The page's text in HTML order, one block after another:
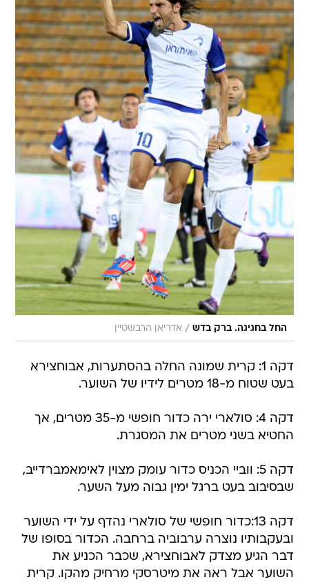
החל בחגיגה. ברק בדש / אדריאן הרבשטיין
דקה 1: קרית שמונה החלה בהסתערות, אבוחצירא
דקה 4: סולארי ירה כדור חופשי מ-35 מטרים, אך
דקה 5: ווביי הכניס כדור עומק מצוין לאימאמברדייב,
דקה 13:כדור חופשי של סולארי נהדף על ידי השוער
דבר הגיע מצדק לאבוחצירא, שכבר הכניע את
השוער אבל ראה את מיטרסקי מרחיק מהקו. קרית
שמונה מתקרבת לשער.